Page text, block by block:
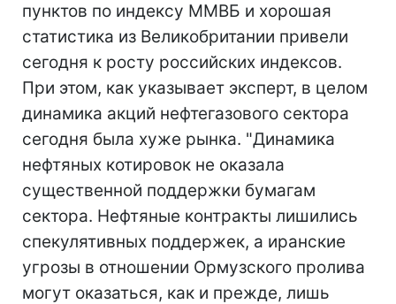
пунктов по индексу ММВБ и хорошая
статистика из Великобритании привели
сегодня к росту российских индексов.
При этом, как указывает эксперт, в целом
динамика акций нефтегазового сектора
сегодня была хуже рынка. "Динамика
нефтяных котировок не оказала
существенной поддержки бумагам
сектора. Нефтяные контракты лишились
спекулятивных поддержек, а иранские
угрозы в отношении Ормузского пролива
могут оказаться, как и прежде, лишь